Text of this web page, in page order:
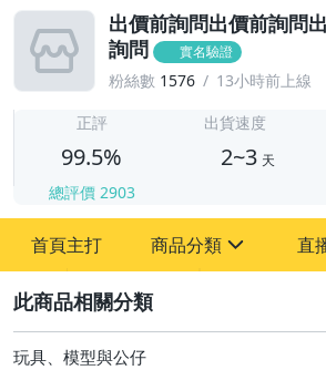
出價前詢問出價前詢問
詢問
實名驗證
粉絲數 1576 13小時前上線
正評
99.5%
總評價 2903
出貨速度
2~3 天
首頁主打 商品分類
嬰幼兒與孕婦
玩具、模型與公仔
直
玩具、模型與公仔